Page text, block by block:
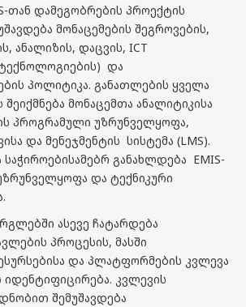
თან დამეგობრების პროექტის
მონაცემების შეგროვების,
ანალიზის, დაცვის, ICT
და
პოლიტიკა. განათლების ყველა
შეიქმნება მონაცემთა ანალიტიკისა
პროგრამული უზრუნველყოფა,
და მენეჯმენტის სისტემა (LMS).
განახლდება EMIS-
და ტექნიკური
ასევე ჩატარდება
პროცესის, მასში
და პლატფორმების კვლევა
კვლევის
შემუშავდება